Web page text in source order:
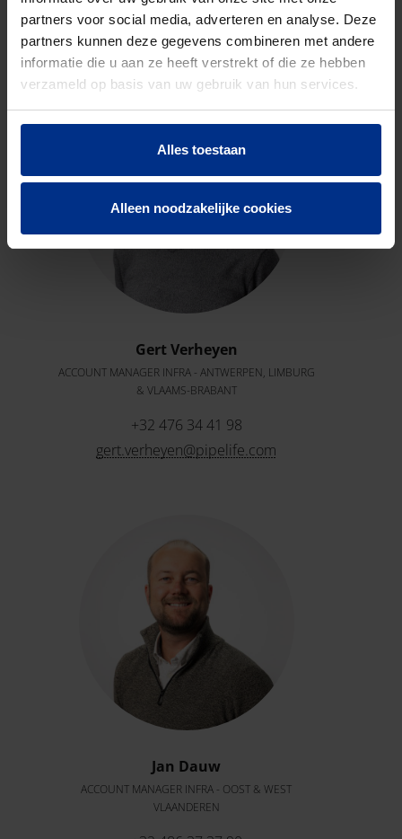
partners voor social media, adverteren en analyse. Deze
partners kunnen deze gegevens combineren met andere
informatie die u aan ze heeft verstrekt of die ze hebben
verzameld op basis van uw gebruik van hun services.
Alles toestaan
Alleen noodzakelijke cookies
CONTACTEER ONS
Neem contact op met onze experts voor meer
informatie.
Gert Verheyen
ACCOUNT MANAGER INFRA - ANTWERPEN, LIMBURG
& VLAAMS-BRABANT
+32 476 34 41 98
gert.verheyen@pipelife.com
Jan Dauw
ACCOUNT MANAGER INFRA - OOST & WEST
VLAANDEREN